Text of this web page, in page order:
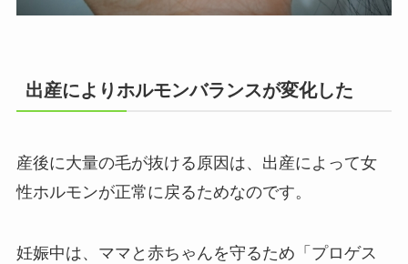
出産によりホルモンバランスが変化した
産後に大量の毛が抜ける原因は、出産によって女
性ホルモンが正常に戻るためなのです。
妊娠中は、ママと赤ちゃんを守るため「プロゲス